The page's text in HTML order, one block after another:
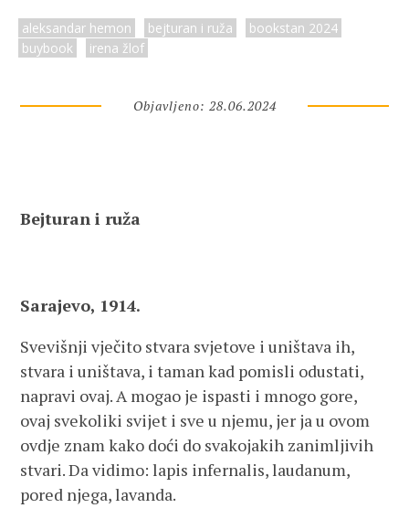
aleksandar hemon bejturan i ruža
bookstan 2024
buybook
irena žlof
Objavljeno: 28.06.2024
Bejturan i ruža
Sarajevo, 1914.
Svevišnji vječito stvara svjetove i uništava ih,
stvara i uništava, i taman kad pomisli odustati,
napravi ovaj. A mogao je ispasti i mnogo gore,
ovaj svekoliki svijet i sve u njemu, jer ja u ovom
ovdje znam kako doći do svakojakih zanimljivih
stvari. Da vidimo: lapis infernalis, laudanum,
pored njega, lavanda.